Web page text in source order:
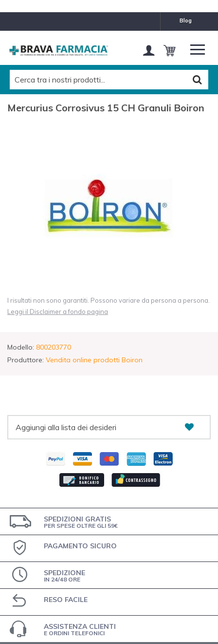
blog
Mercurius Corrosivus 15 CH Granuli Boiron
I risultati non sono garantiti. Possono variare da persona a persona.
Leggi il Disclaimer a fondo pagina
Modello: 800203770
Produttore: Vendita online prodotti Boiron
Aggiungi alla lista dei desideri
SPEDIZIONI GRATIS
PER SPESE OLTRE GLI 59€
PAGAMENTO SICURO
SPEDIZIONE
IN 24/48 ORE
RESO FACILE
ASSISTENZA CLIENTI
E ORDINI TELEFONICI